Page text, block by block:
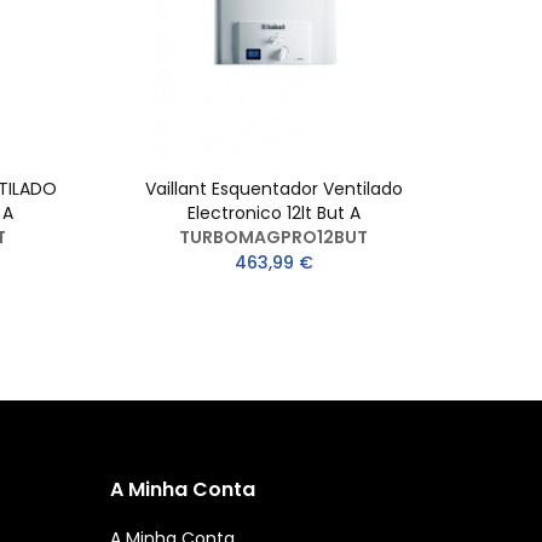
Vaillant Esquentador Ventilado
Electronico 12lt But A
TURBOMAGPRO12BUT
463,99 €
A Minha Conta